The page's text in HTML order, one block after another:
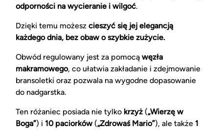
odporności na wycieranie i wilgoć.
Dzięki temu możesz cieszyć się jej elegancją
każdego dnia, bez obaw o szybkie zużycie.
Obwód regulowany jest za pomocą węzła
makramowego, co ułatwia zakładanie i zdejmowanie
bransoletki oraz pozwala na wygodne dopasowanie
do nadgarstka.
Ten różaniec posiada nie tylko krzyż („Wierzę w
Boga”) i 10 paciorków(„Zdrowaś Mario”), ale także 1